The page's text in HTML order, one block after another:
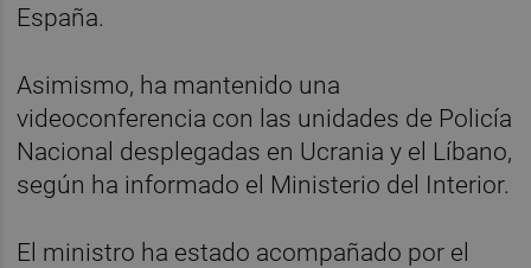
España.
Asimismo, ha mantenido una
videoconferencia con las unidades de Policía
Nacional desplegadas en Ucrania y el Líbano,
según ha informado el Ministerio del Interior.
El ministro ha estado acompañado por el